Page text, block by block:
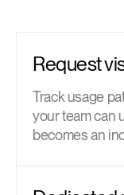
Request
Track usage
your team can
becomes an